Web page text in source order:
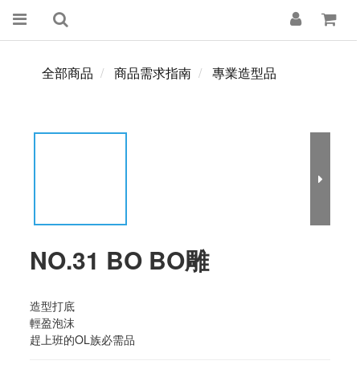
全部商品 商品需求指南 專業造型品
NO.31 BO BO雕
造型打底
輕盈泡沫
趕上班的OL族必需品